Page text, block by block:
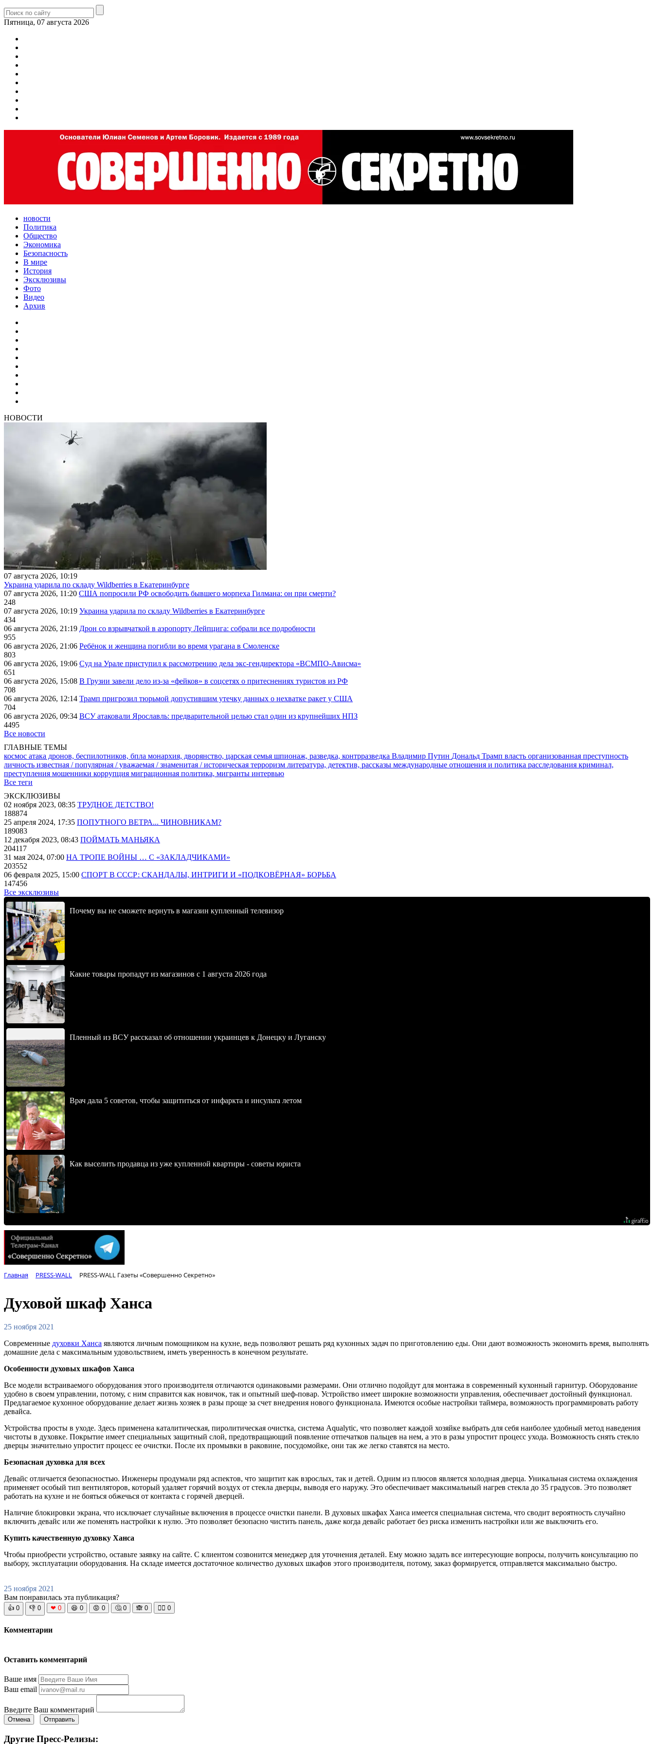
Пятница, 07 августа 2026
новости
Политика
Общество
Экономика
Безопасность
В мире
История
Эксклюзивы
Фото
Видео
Архив
НОВОСТИ
07 августа 2026, 10:19
Украина ударила по складу Wildberries в Екатеринбурге
07 августа 2026, 11:20 США попросили РФ освободить бывшего морпеха Гилмана: он при смерти?
248
07 августа 2026, 10:19 Украина ударила по складу Wildberries в Екатеринбурге
434
06 августа 2026, 21:19 Дрон со взрывчаткой в аэропорту Лейпцига: собрали все подробности
955
06 августа 2026, 21:06 Ребёнок и женщина погибли во время урагана в Смоленске
803
06 августа 2026, 19:06 Суд на Урале приступил к рассмотрению дела экс-гендиректора «ВСМПО-Ависма»
651
06 августа 2026, 15:08 В Грузии завели дело из-за «фейков» в соцсетях о притеснениях туристов из РФ
708
06 августа 2026, 12:14 Трамп пригрозил тюрьмой допустившим утечку данных о нехватке ракет у США
704
06 августа 2026, 09:34 ВСУ атаковали Ярославль: предварительной целью стал один из крупнейших НПЗ
4495
Все новости
ГЛАВНЫЕ ТЕМЫ
космос атака дронов, беспилотников, бпла монархия, дворянство, царская семья шпионаж, разведка, контрразведка Владимир Путин Дональд Трамп власть организованная преступность
личность известная / популярная / уважаемая / знаменитая / историческая терроризм литература, детектив, рассказы международные отношения и политика расследования криминал,
преступления мошенники коррупция миграционная политика, мигранты интервью
Все теги
ЭКСКЛЮЗИВЫ
02 ноября 2023, 08:35 ТРУДНОЕ ДЕТСТВО!
188874
25 апреля 2024, 17:35 ПОПУТНОГО ВЕТРА... ЧИНОВНИКАМ?
189083
12 декабря 2023, 08:43 ПОЙМАТЬ МАНЬЯКА
204117
31 мая 2024, 07:00 НА ТРОПЕ ВОЙНЫ … С «ЗАКЛАДЧИКАМИ»
203552
06 февраля 2025, 15:00 СПОРТ В СССР: СКАНДАЛЫ, ИНТРИГИ И «ПОДКОВЁРНАЯ» БОРЬБА
147456
Все эксклюзивы
Почему вы не сможете вернуть в магазин купленный телевизор
Какие товары пропадут из магазинов с 1 августа 2026 года
Пленный из ВСУ рассказал об отношении украинцев к Донецку и Луганску
Врач дала 5 советов, чтобы защититься от инфаркта и инсульта летом
Как выселить продавца из уже купленной квартиры - советы юриста
Главная PRESS-WALL PRESS-WALL Газеты «Совершенно Секретно»
Духовой шкаф Ханса
25 ноября 2021
Современные духовки Ханса являются личным помощником на кухне, ведь позволяют решать ряд кухонных задач по приготовлению еды. Они дают возможность экономить время, выполнять
домашние дела с максимальным удовольствием, иметь уверенность в конечном результате.
Особенности духовых шкафов Ханса
Все модели встраиваемого оборудования этого производителя отличаются одинаковыми размерами. Они отлично подойдут для монтажа в современный кухонный гарнитур. Оборудование
удобно в своем управлении, потому, с ним справится как новичок, так и опытный шеф-повар. Устройство имеет широкие возможности управления, обеспечивает достойный функционал.
Предлагаемое кухонное оборудование делает жизнь хозяек в разы проще за счет внедрения нового функционала. Имеются особые настройки таймера, возможность программировать работу
девайса.
Устройства просты в уходе. Здесь применена каталитическая, пиролитическая очистка, система Aqualytic, что позволяет каждой хозяйке выбрать для себя наиболее удобный метод наведения
чистоты в духовке. Покрытие имеет специальных защитный слой, предотвращающий появление отпечатков пальцев на нем, а это в разы упростит процесс ухода. Возможность снять стекло
дверцы значительно упростит процесс ее очистки. После их промывки в раковине, посудомойке, они так же легко ставятся на место.
Безопасная духовка для всех
Девайс отличается безопасностью. Инженеры продумали ряд аспектов, что защитит как взрослых, так и детей. Одним из плюсов является холодная дверца. Уникальная система охлаждения
применяет особый тип вентиляторов, который удаляет горячий воздух от стекла дверцы, выводя его наружу. Это обеспечивает максимальный нагрев стекла до 35 градусов. Это позволяет
работать на кухне и не бояться обжечься от контакта с горячей дверцей.
Наличие блокировки экрана, что исключает случайные включения в процессе очистки панели. В духовых шкафах Ханса имеется специальная система, что сводит вероятность случайно
включить девайс или же поменять настройки к нулю. Это позволяет безопасно чистить панель, даже когда девайс работает без риска изменить настройки или же выключить его.
Купить качественную духовку Ханса
Чтобы приобрести устройство, оставьте заявку на сайте. С клиентом созвонится менеджер для уточнения деталей. Ему можно задать все интересующие вопросы, получить консультацию по
выбору, эксплуатации оборудования. На складе имеется достаточное количество духовых шкафов этого производителя, потому, заказ формируется, отправляется максимально быстро.
25 ноября 2021
Вам понравилась эта публикация?
👍 0 👎 0 ❤ 0 😆 0 😡 0 🤔 0 🙈 0 🧘‍♀️ 0
Комментарии
Оставить комментарий
Ваше имя
Ваш email
Введите Ваш комментарий
Отмена Отправить
Другие Пресс-Релизы: